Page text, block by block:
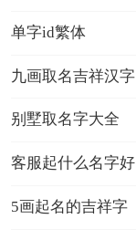
单字id繁体
九画取名吉祥汉
别墅取名字大全
客服起什么名字
5画起名的吉祥字